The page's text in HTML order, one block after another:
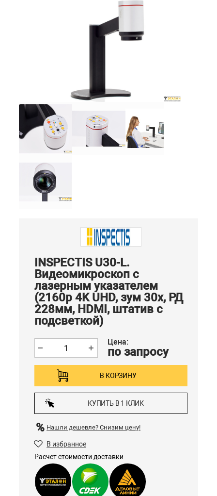
INSPECTIS U30-L.
Видеомикроскоп с
лазерным указателем
(2160p 4K UHD, зум 30x, РД
228мм, HDMI, штатив с
подсветкой)
Цена:
по запросу
В КОРЗИНУ
КУПИТЬ В 1 КЛИК
Нашли дешевле? Снизим цену!
В избранное
Расчет стоимости доставки